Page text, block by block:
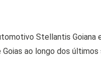
Stellantis Goiana
ao longo dos